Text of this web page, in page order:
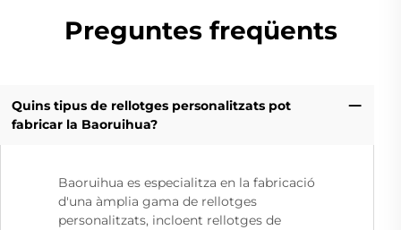
Preguntes freqüents
Quins tipus de rellotges personalitzats pot
fabricar la Baoruihua?
Baoruihua es especialitza en la fabricació
d'una àmplia gama de rellotges
personalitzats, incloent rellotges de